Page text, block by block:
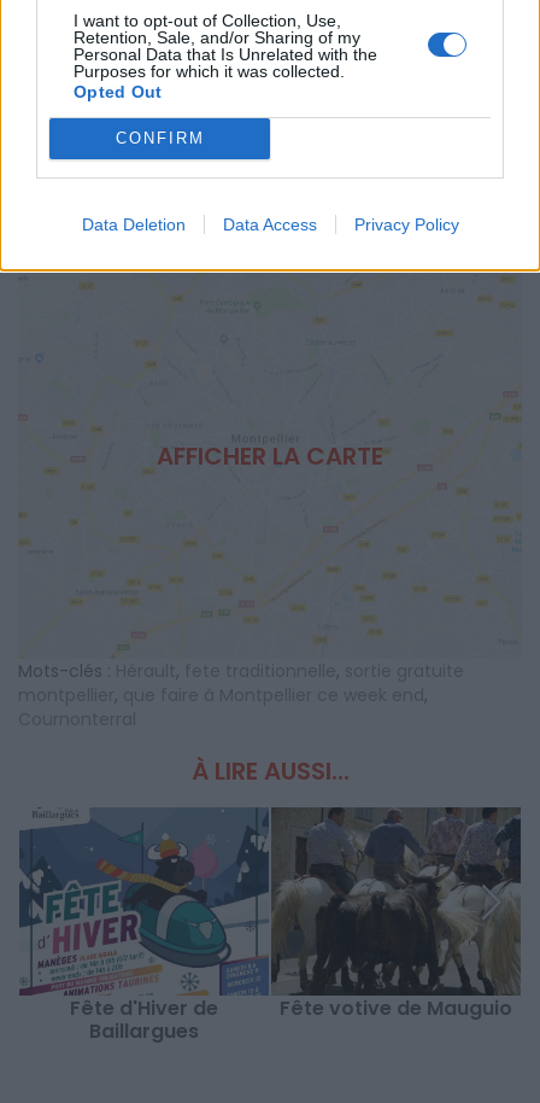
I want to opt-out of Collection, Use,
Retention, Sale, and/or Sharing of my
Personal Data that Is Unrelated with the
Purposes for which it was collected.
Opted Out
CONFIRM
Data Deletion Data Access Privacy Policy
Place Pierre Viala
34660 Cournonterral
Calcul d'itinéraire
SITE OFFICIEL
AFFICHER LA CARTE
Mots-clés : , ,
,
,
À LIRE AUSSI...
Fête d'Hiver de
Baillargues
Fête votive de Mauguio